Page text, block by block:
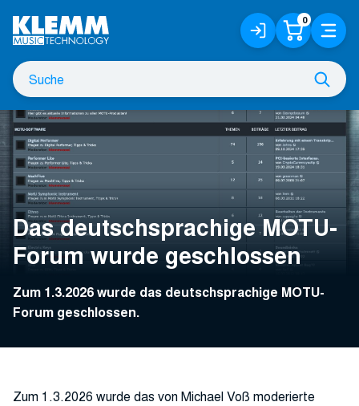
Hauptinhalt
Suche
nach
Anmelden
/
Registrieren
0 Menü
Das deutschsprachige MOTU-
Forum wurde geschlossen
Zum 1.3.2026 wurde das deutschsprachige MOTU-
Forum geschlossen.
Zum 1.3.2026 wurde das von Michael Voß moderierte